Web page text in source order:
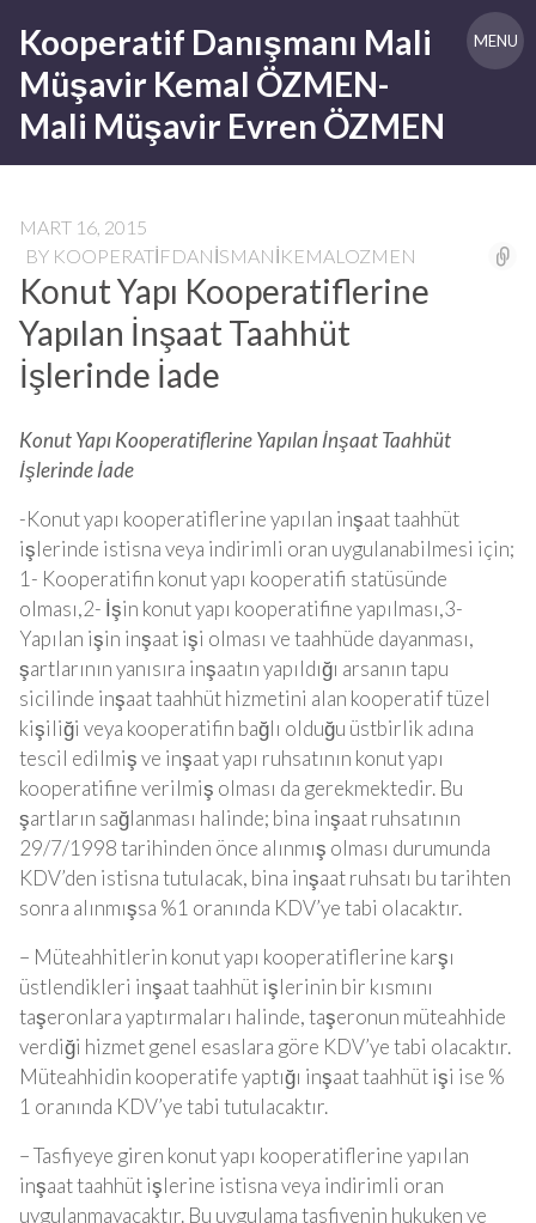
content
Kooperatif Danışmanı Mali
Müşavir Kemal ÖZMEN-
Mali Müşavir Evren ÖZMEN
MENU
MART 16, 2015
BY KOOPERATIFDANISMANIKEMALOZMEN
Konut Yapı Kooperatiflerine
Yapılan İnşaat Taahhüt
İşlerinde İade
Konut Yapı Kooperatiflerine Yapılan İnşaat Taahhüt
İşlerinde İade
-Konut yapı kooperatiflerine yapılan inşaat taahhüt
işlerinde istisna veya indirimli oran uygulanabilmesi için;
1- Kooperatifin konut yapı kooperatifi statüsünde
olması,2- İşin konut yapı kooperatifine yapılması,3-
Yapılan işin inşaat işi olması ve taahhüde dayanması,
şartlarının yanısıra inşaatın yapıldığı arsanın tapu
sicilinde inşaat taahhüt hizmetini alan kooperatif tüzel
kişiliği veya kooperatifin bağlı olduğu üstbirlik adına
tescil edilmiş ve inşaat yapı ruhsatının konut yapı
kooperatifine verilmiş olması da gerekmektedir. Bu
şartların sağlanması halinde; bina inşaat ruhsatının
29/7/1998 tarihinden önce alınmış olması durumunda
KDV’den istisna tutulacak, bina inşaat ruhsatı bu tarihten
sonra alınmışsa %1 oranında KDV’ye tabi olacaktır.
– Müteahhitlerin konut yapı kooperatiflerine karşı
üstlendikleri inşaat taahhüt işlerinin bir kısmını
taşeronlara yaptırmaları halinde, taşeronun müteahhide
verdiği hizmet genel esaslara göre KDV’ye tabi olacaktır.
Müteahhidin kooperatife yaptığı inşaat taahhüt işi ise %
1 oranında KDV’ye tabi tutulacaktır.
– Tasfiyeye giren konut yapı kooperatiflerine yapılan
inşaat taahhüt işlerine istisna veya indirimli oran
uygulanmayacaktır. Bu uygulama tasfiyenin hukuken ve